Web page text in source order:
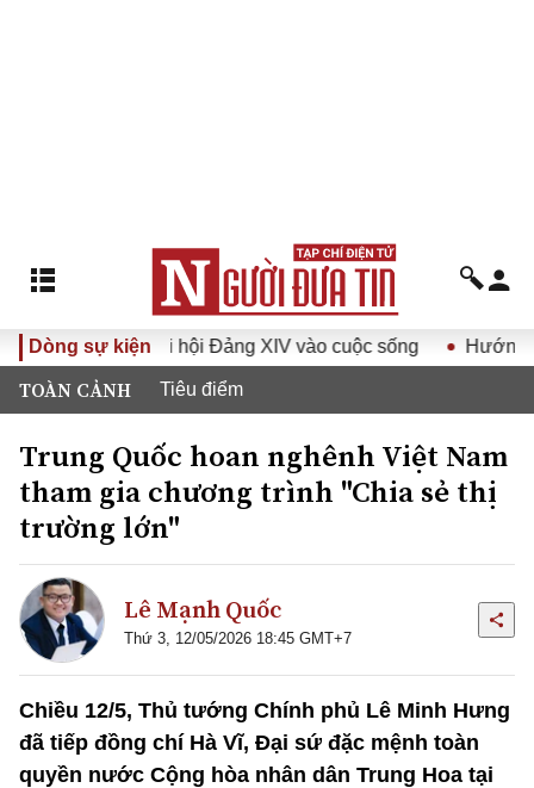
Dòng sự kiện
quyết Đại hội Đảng XIV vào cuộc sống Hướng tới Đại
TOÀN CẢNH Tiêu điểm
Trung Quốc hoan nghênh Việt Nam
tham gia chương trình "Chia sẻ thị
trường lớn"
Lê Mạnh Quốc
Thứ 3, 12/05/2026 18:45 GMT+7
Chiều 12/5, Thủ tướng Chính phủ Lê Minh Hưng
đã tiếp đồng chí Hà Vĩ, Đại sứ đặc mệnh toàn
quyền nước Cộng hòa nhân dân Trung Hoa tại